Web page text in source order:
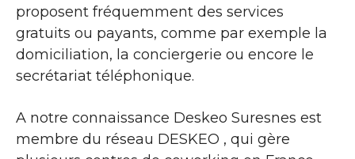
proposent fréquemment des services
gratuits ou payants, comme par exemple la
domiciliation, la conciergerie ou encore le
secrétariat téléphonique.
A notre connaissance Deskeo Suresnes est
membre du réseau DESKEO , qui gère